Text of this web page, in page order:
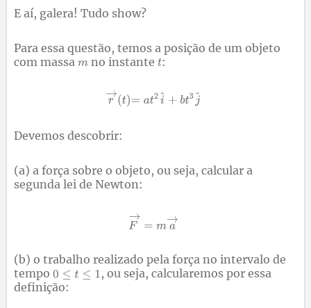
E aí, galera! Tudo show?
Para essa questão, temos a posição de um objeto
com massa
no instante :
Devemos descobrir:
(a) a força sobre o objeto, ou seja, calcular a
segunda lei de Newton:
(b) o trabalho realizado pela força no intervalo de
tempo
, ou seja, calcularemos por essa
definição: